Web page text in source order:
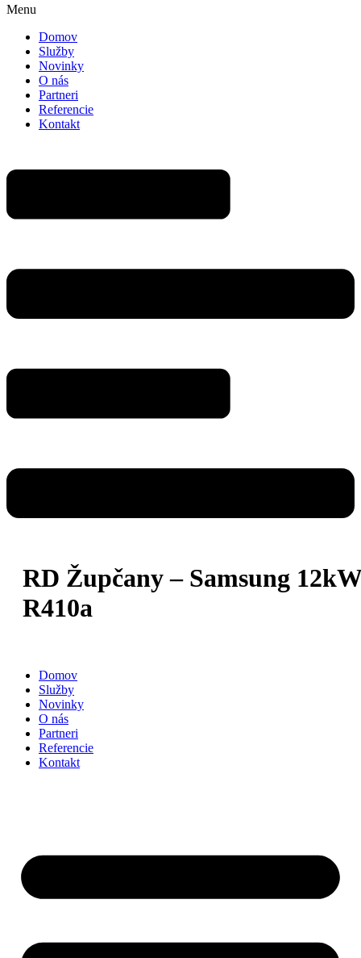
Menu
Domov
Služby
Novinky
O nás
Partneri
Referencie
Kontakt
RD Župčany – Samsung 12kW
R410a
Domov
Služby
Novinky
O nás
Partneri
Referencie
Kontakt